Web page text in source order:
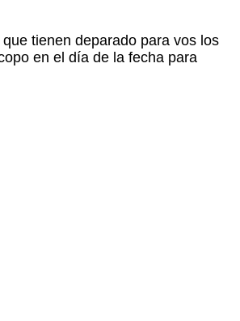
tienen deparado para vos los
en el día de la fecha para